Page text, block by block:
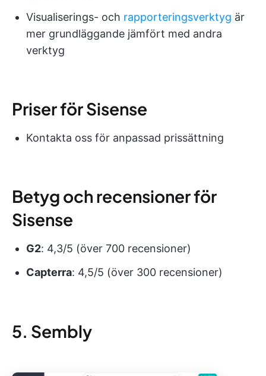
Visualiserings- och rapporteringsverktyg är
mer grundläggande jämfört med andra
verktyg
Priser för Sisense
Kontakta oss för anpassad prissättning
Betyg och recensioner för
Sisense
G2: 4,3/5 (över 700 recensioner)
Capterra: 4,5/5 (över 300 recensioner)
5. Sembly